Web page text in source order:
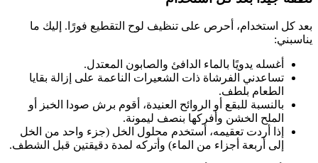
بعد كل استخدام، أحرص على تنظيف لوح التقطيع فورًا. إليك ما
يناسبني:
أغسله يدويًا بالماء الدافئ والصابون المعتدل.
تساعدني الفرشاة ذات الشعيرات الناعمة على إزالة بقايا
الطعام بلطف.
بالنسبة للبقع أو الروائح العنيدة، أقوم برش صودا الخبز أو
الملح الخشن وأفركها بنصف ليمونة.
إذا أردت تعقيمه، أستخدم محلول الخل (جزء واحد من الخل
إلى أربعة أجزاء من الماء) وأتركه لمدة دقيقتين قبل الشطف.